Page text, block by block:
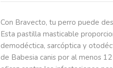
Con Bravecto, tu perro puede
Esta pastilla masticable
demodéctica, sarcóptica y
de Babesia canis por al menos